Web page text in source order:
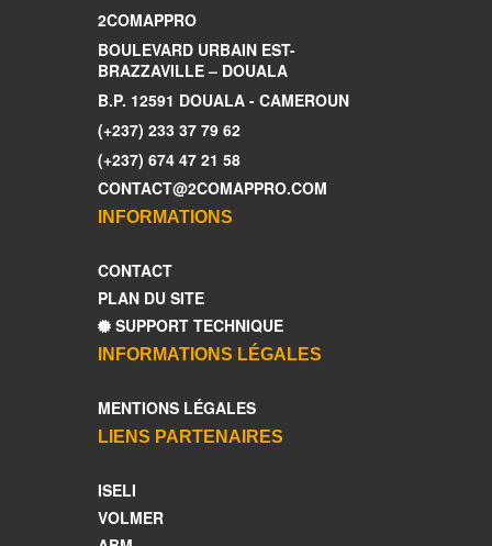
2COMAPPRO
BOULEVARD URBAIN EST-
BRAZZAVILLE – DOUALA
B.P. 12591 DOUALA - CAMEROUN
(+237) 233 37 79 62
(+237) 674 47 21 58
CONTACT@2COMAPPRO.COM
INFORMATIONS
CONTACT
PLAN DU SITE
SUPPORT TECHNIQUE
INFORMATIONS LÉGALES
MENTIONS LÉGALES
LIENS PARTENAIRES
ISELI
VOLMER